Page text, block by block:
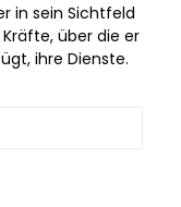
in sein Sichtfeld
über die er
ihre Dienste.